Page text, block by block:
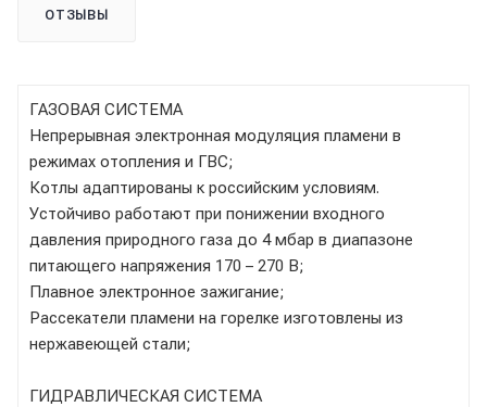
ОТЗЫВЫ
ГАЗОВАЯ СИСТЕМА
Непрерывная электронная модуляция пламени в
режимах отопления и ГВС;
Котлы адаптированы к российским условиям.
Устойчиво работают при понижении входного
давления природного газа до 4 мбар в диапазоне
питающего напряжения 170 – 270 В;
Плавное электронное зажигание;
Рассекатели пламени на горелке изготовлены из
нержавеющей стали;
ГИДРАВЛИЧЕСКАЯ СИСТЕМА